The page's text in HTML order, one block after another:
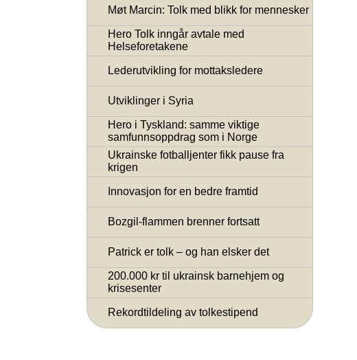
Møt Marcin: Tolk med blikk for mennesker
Hero Tolk inngår avtale med
Helseforetakene
Lederutvikling for mottaksledere
Utviklinger i Syria
Hero i Tyskland: samme viktige
samfunnsoppdrag som i Norge
Ukrainske fotballjenter fikk pause fra
krigen
Innovasjon for en bedre framtid
Bozgil-flammen brenner fortsatt
Patrick er tolk – og han elsker det
200.000 kr til ukrainsk barnehjem og
krisesenter
Rekordtildeling av tolkestipend